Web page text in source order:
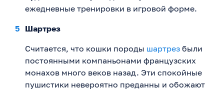
ежедневные тренировки в игровой форме.
Шартрез
Считается, что кошки породы шартрез были
постоянными компаньонами французских
монахов много веков назад. Эти спокойные
пушистики невероятно преданны и обожают